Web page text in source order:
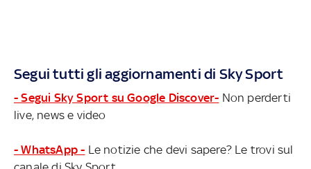
Segui tutti gli aggiornamenti di Sky Sport
- Segui Sky Sport su Google Discover- Non perderti
live, news e video
- WhatsApp - Le notizie che devi sapere? Le trovi sul